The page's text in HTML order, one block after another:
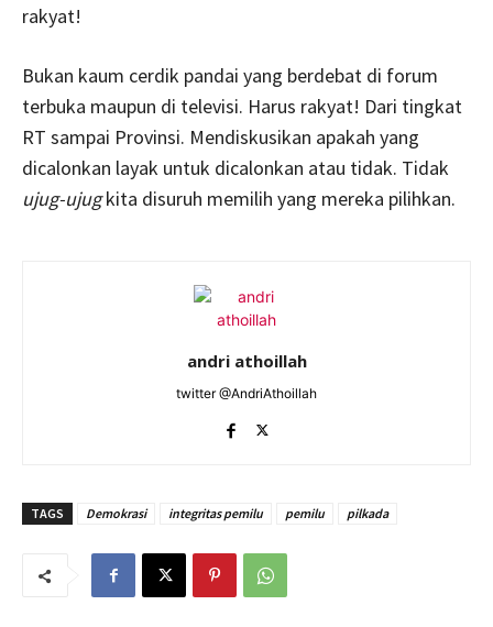
rakyat!
Bukan kaum cerdik pandai yang berdebat di forum
terbuka maupun di televisi. Harus rakyat! Dari tingkat
RT sampai Provinsi. Mendiskusikan apakah yang
dicalonkan layak untuk dicalonkan atau tidak. Tidak
ujug-ujugkita disuruh memilih yang mereka pilihkan.
andri athoillah
twitter @AndriAthoillah
TAGS Demokrasi integritas pemilu pemilu pilkada